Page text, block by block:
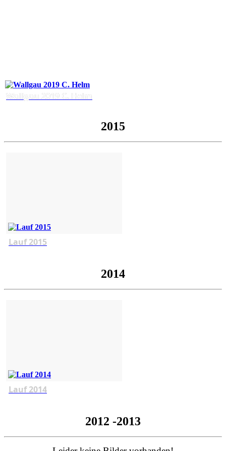
Wallgau 2019 C. Helm
2015
Lauf 2015
2014
Lauf 2014
2012 -2013